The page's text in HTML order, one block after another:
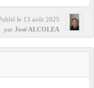
le 13 août 2025
par José ALCOLEA